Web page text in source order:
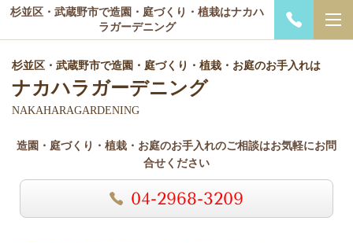
杉並区・武蔵野市で造園・庭づくり・植栽はナカハ
ラガーデニング
杉並区・武蔵野市で造園・庭づくり・植栽・お庭のお手入れは
ナカハラガーデニング
NAKAHARAGARDENING
造園・庭づくり・植栽・お庭のお手入れのご相談はお気軽にお問
合せください
04-2968-3209